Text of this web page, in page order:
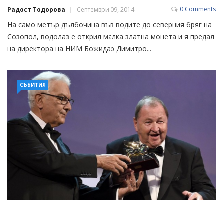
Радост Тодорова Септември 09, 2014 0 Comments
На само метър дълбочина във водите до северния бряг на
Созопол, водолаз е открил малка златна монета и я предал
на директора на НИМ Божидар Димитро...
СЪБИТИЯ